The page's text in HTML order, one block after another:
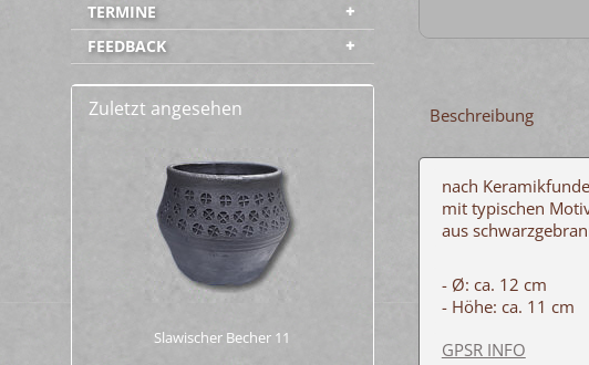
Beschreibung
nach
mit typischen
aus
- Ø: ca. 12 cm
- Höhe: ca. 11 cm
GPSR INFO
TERMINE
FEEDBACK
Zuletzt angesehen
Sla­wi­scher Be­cher 11